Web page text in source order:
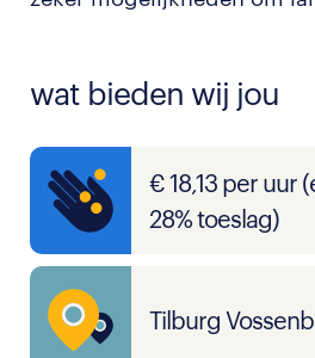
wat bieden wij jou
€ 18,13 per uur
28% toeslag)
Tilburg